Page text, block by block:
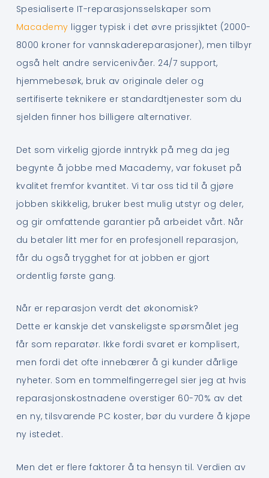
Spesialiserte IT-reparasjonsselskaper som
Macademy ligger typisk i det øvre prissjiktet (2000-
8000 kroner for vannskadereparasjoner), men tilbyr
også helt andre servicenivåer. 24/7 support,
hjemmebesøk, bruk av originale deler og
sertifiserte teknikere er standardtjenester som du
sjelden finner hos billigere alternativer.
Det som virkelig gjorde inntrykk på meg da jeg
begynte å jobbe med Macademy, var fokuset på
kvalitet fremfor kvantitet. Vi tar oss tid til å gjøre
jobben skikkelig, bruker best mulig utstyr og deler,
og gir omfattende garantier på arbeidet vårt. Når
du betaler litt mer for en profesjonell reparasjon,
får du også trygghet for at jobben er gjort
ordentlig første gang.
Når er reparasjon verdt det økonomisk?
Dette er kanskje det vanskeligste spørsmålet jeg
får som reparatør. Ikke fordi svaret er komplisert,
men fordi det ofte innebærer å gi kunder dårlige
nyheter. Som en tommelfingerregel sier jeg at hvis
reparasjonskostnadene overstiger 60-70% av det
en ny, tilsvarende PC koster, bør du vurdere å kjøpe
ny istedet.
Men det er flere faktorer å ta hensyn til. Verdien av